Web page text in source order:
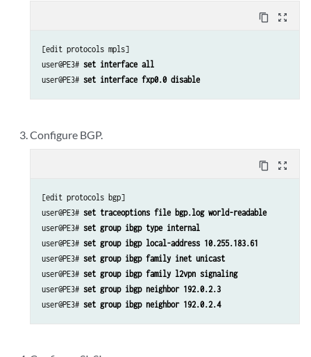
content_copy zoom_out_map
[edit protocols mpls]
user@PE3# set interface all
user@PE3# set interface fxp0.0 disable
Configure BGP.
content_copy zoom_out_map
[edit protocols bgp]
user@PE3# set traceoptions file bgp.log world-readable
user@PE3# set group ibgp type internal
user@PE3# set group ibgp local-address 10.255.183.61
user@PE3# set group ibgp family inet unicast
user@PE3# set group ibgp family l2vpn signaling
user@PE3# set group ibgp neighbor 192.0.2.3
user@PE3# set group ibgp neighbor 192.0.2.4